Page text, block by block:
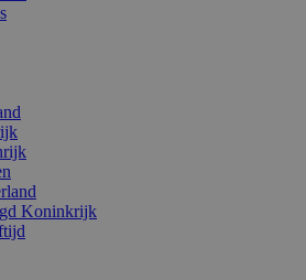
Koninkrijk